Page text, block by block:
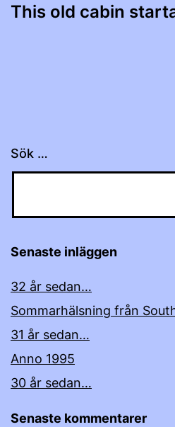
This old cabin
Sök …
Senaste inläggen
32 år sedan…
Sommarhälsning från
31 år sedan…
Anno 1995
30 år sedan…
Senaste kommentarer